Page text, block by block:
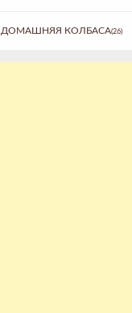
ДОМАШНЯЯ КОЛБАСА(26)